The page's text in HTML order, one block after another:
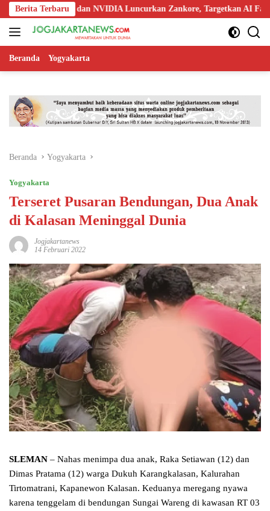
Langsung
ke
konten
Berita Terbaru
Nokia, dan NVIDIA Luncurkan Zankore, Targetkan AI Factory 1 GW
Beranda Yogyakarta
Beranda Yogyakarta
Yogyakarta
Terseret Pusaran Bendungan, Dua Anak
di Kalasan Meninggal Dunia
Jogjakartanews
14 Februari 2022
SLEMAN – Nahas menimpa dua anak, Raka Setiawan (12) dan
Dimas Pratama (12) warga Dukuh Karangkalasan, Kalurahan
Tirtomatrani, Kapanewon Kalasan. Keduanya meregang nyawa
karena tenggelam di bendungan Sungai Wareng di kawasan RT 03